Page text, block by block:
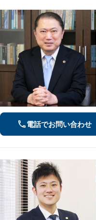
電話でお問い合わせ